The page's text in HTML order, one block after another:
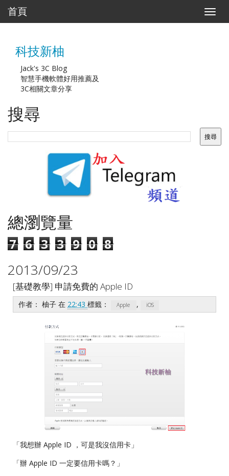
T
o
o
首頁
科技新柚
Jack's 3C Blog
智慧手機軟體好用推薦及
3C相關文章分享
搜尋
總瀏覽量
7 6 3 3 9 0 8
2013/09/23
[基礎教學] 申請免費的 Apple ID
作者： 柚子 在 22:43 標籤： Apple , iOS
「我想辦 Apple ID ，可是我沒信用卡」
「辦 Apple ID 一定要信用卡嗎？」